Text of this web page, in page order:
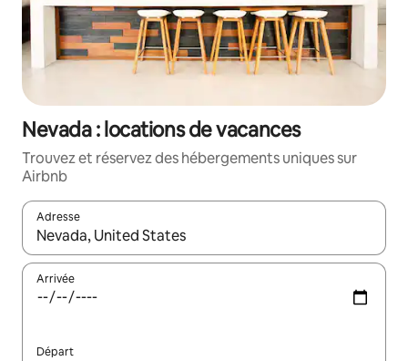
Nevada : locations de vacances
Trouvez et réservez des hébergements uniques sur
Airbnb
Adresse
Lorsque les résultats s'affichent, utilisez les flèches vers le
Arrivée
Départ